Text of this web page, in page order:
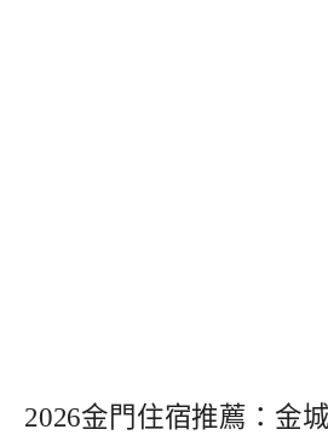
2026金門住宿推薦：金